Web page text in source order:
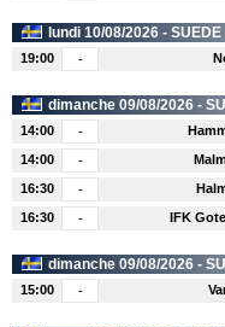
lundi 10/08/2026 - SUEDE
19:00 -
dimanche 09/08/2026 -
14:00 -
14:00
-
16:30
-
16:30
- IFK
dimanche 09/08/2026 -
15:00 -